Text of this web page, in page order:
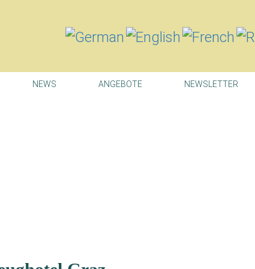
NEWS ANGEBOTE NEWSLETTER